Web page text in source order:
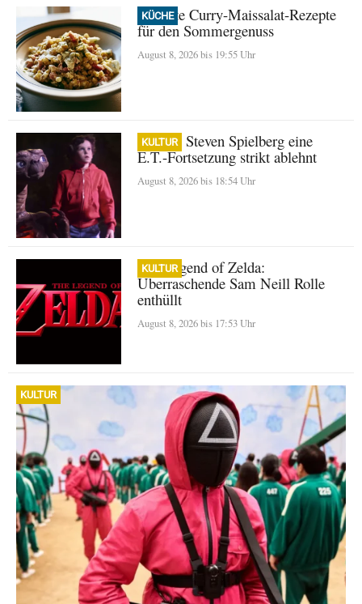
KÜCHE
Perfekte Curry-Maissalat-Rezepte
für den Sommergenuss
August 8, 2026 bis 19:55 Uhr
KULTUR
Warum Steven Spielberg eine
E.T.-Fortsetzung strikt ablehnt
August 8, 2026 bis 18:54 Uhr
KULTUR
The Legend of Zelda:
Überraschende Sam Neill Rolle
enthüllt
August 8, 2026 bis 17:53 Uhr
KULTUR